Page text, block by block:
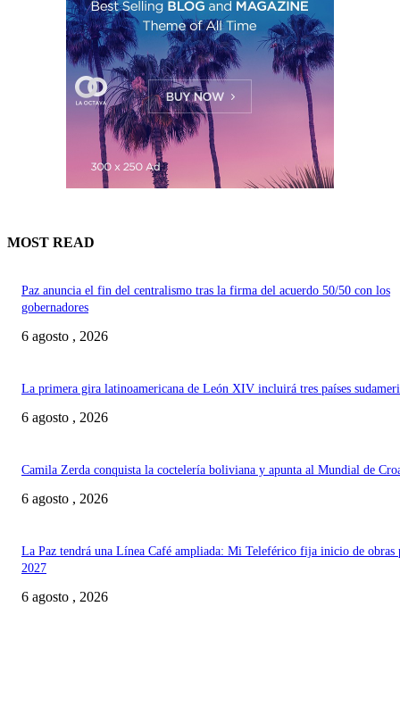
MOST READ
Paz anuncia el fin del centralismo tras la firma del acuerdo 50/50 con los
gobernadores
6 agosto , 2026
La primera gira latinoamericana de León XIV incluirá tres países
6 agosto , 2026
Camila Zerda conquista la coctelería boliviana y apunta al Mundial de
6 agosto , 2026
La Paz tendrá una Línea Café ampliada: Mi Teleférico fija inicio de obras
2027
6 agosto , 2026